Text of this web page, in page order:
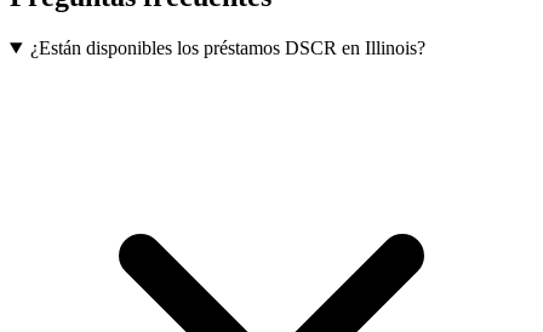
¿Están disponibles los préstamos DSCR en Illinois?